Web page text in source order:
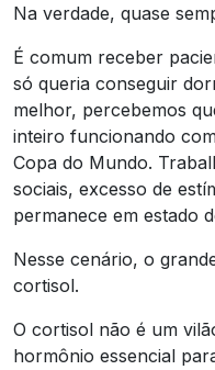
Na verdade, quase
É comum receber
só queria conseguir
melhor, percebemos
inteiro funcionando
Copa do Mundo.
sociais, excesso de
permanece em estado
Nesse cenário, o
cortisol.
O cortisol não é um
hormônio essencial